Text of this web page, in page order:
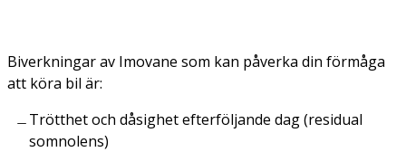
Biverkningar av Imovane som kan påverka din förmåga
att köra bil är:
Trötthet och dåsighet efterföljande dag (residual
somnolens)